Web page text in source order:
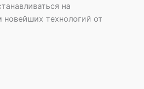
на
технологий от